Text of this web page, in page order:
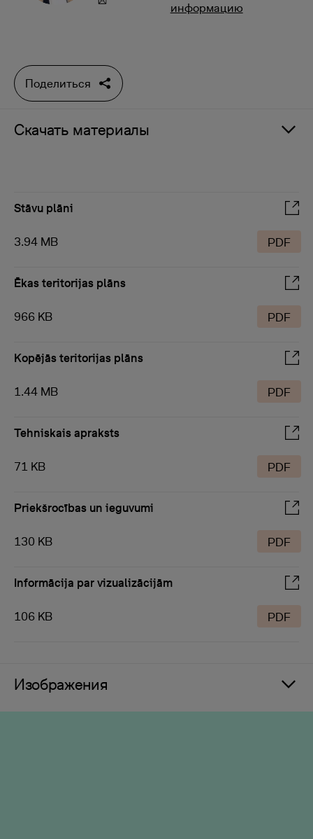
информацию
Поделиться
Скачать материалы
Stāvu plāni
3.94 MB PDF
Ēkas teritorijas plāns
966 KB PDF
Kopējās teritorijas plāns
1.44 MB PDF
Tehniskais apraksts
71 KB PDF
Priekšrocības un ieguvumi
130 KB PDF
Informācija par vizualizācijām
106 KB PDF
Изображения